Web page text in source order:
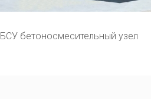
БСУ бетоносмесительный узел